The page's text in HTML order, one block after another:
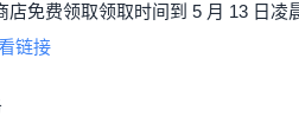
店免费领取领取时间到 5 月 13 日凌
链接